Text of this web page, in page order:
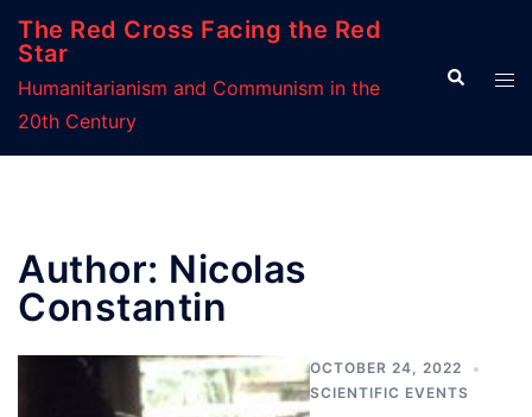
Skip
content
The Red Cross Facing the Red
Star
Humanitarianism and Communism in the
20th Century
Search
Author: Nicolas
Constantin
OCTOBER 24, 2022
SCIENTIFIC EVENTS